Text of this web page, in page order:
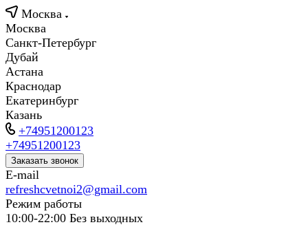
Москва
Москва
Санкт-Петербург
Дубай
Астана
Краснодар
Екатеринбург
Казань
+74951200123
+74951200123
Заказать звонок
E-mail
refreshcvetnoi2@gmail.com
Режим работы
10:00-22:00 Без выходных